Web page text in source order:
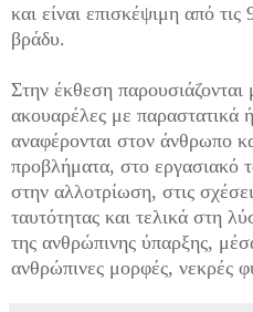
και είναι επισκέψιμη από
βράδυ.
Στην έκθεση
ακουαρέλες με παραστατικά
αναφέρονται στον άνθρωπο
προβλήματα, στο εργασιακό
στην αλλοτρίωση, στις
ταυτότητας και τελικά στη
της ανθρώπινης ύπαρξης,
ανθρώπινες μορφές, νεκρές